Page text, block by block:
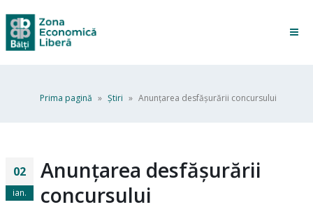
Prima pagină » Ştiri » Anunțarea desfășurării concursului
02
ian.
Anunțarea desfășurării
concursului